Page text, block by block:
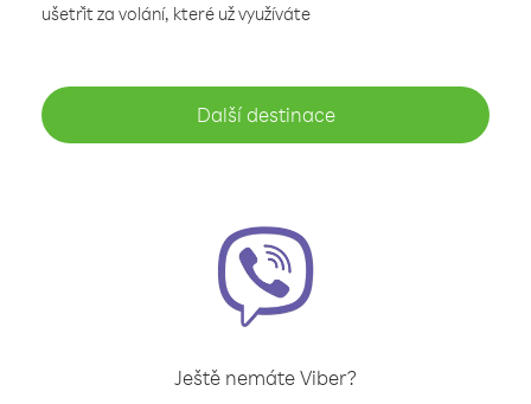
ušetřit za volání, které už využíváte
Další destinace
Ještě nemáte Viber?